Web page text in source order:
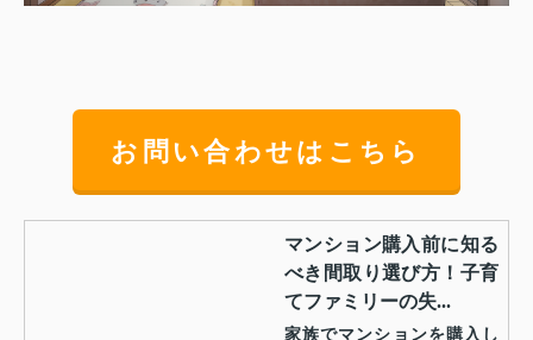
お問い合わせはこちら
マンション購入前に知る
べき間取り選び方！子育
てファミリーの失...
家族でマンションを購入し